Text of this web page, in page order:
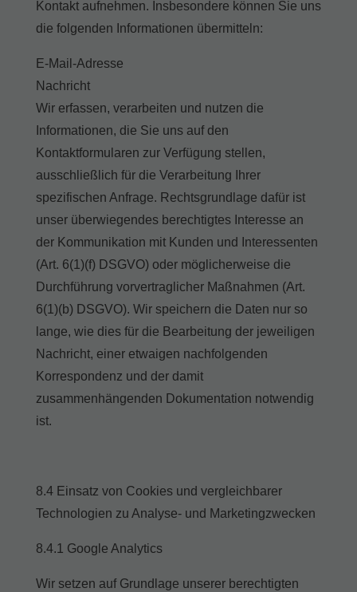
Kontakt aufnehmen. Insbesondere können Sie uns
die folgenden Informationen übermitteln:
E-Mail-Adresse
Nachricht
Wir erfassen, verarbeiten und nutzen die
Informationen, die Sie uns auf den
Kontaktformularen zur Verfügung stellen,
ausschließlich für die Verarbeitung Ihrer
spezifischen Anfrage. Rechtsgrundlage dafür ist
unser überwiegendes berechtigtes Interesse an
der Kommunikation mit Kunden und Interessenten
(Art. 6(1)(f) DSGVO) oder möglicherweise die
Durchführung vorvertraglicher Maßnahmen (Art.
6(1)(b) DSGVO). Wir speichern die Daten nur so
lange, wie dies für die Bearbeitung der jeweiligen
Nachricht, einer etwaigen nachfolgenden
Korrespondenz und der damit
zusammenhängenden Dokumentation notwendig
ist.
8.4 Einsatz von Cookies und vergleichbarer
Technologien zu Analyse- und Marketingzwecken
8.4.1 Google Analytics
Wir setzen auf Grundlage unserer berechtigten